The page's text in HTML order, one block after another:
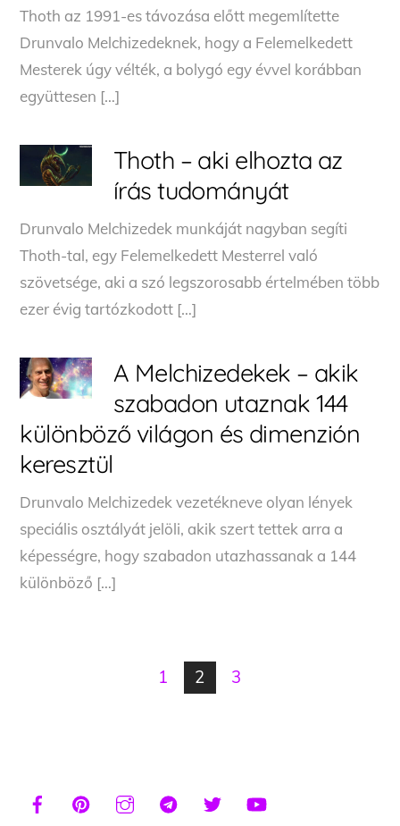
Thoth az 1991-es távozása előtt megemlítette
Drunvalo Melchizedeknek, hogy a Felemelkedett
Mesterek úgy vélték, a bolygó egy évvel korábban
együttesen […]
Thoth – aki elhozta az
írás tudományát
Drunvalo Melchizedek munkáját nagyban segíti
Thoth-tal, egy Felemelkedett Mesterrel való
szövetsége, aki a szó legszorosabb értelmében több
ezer évig tartózkodott […]
A Melchizedekek – akik
szabadon utaznak 144
különböző világon és dimenzión
keresztül
Drunvalo Melchizedek vezetékneve olyan lények
speciális osztályát jelöli, akik szert tettek arra a
képességre, hogy szabadon utazhassanak a 144
különböző […]
1 2 3